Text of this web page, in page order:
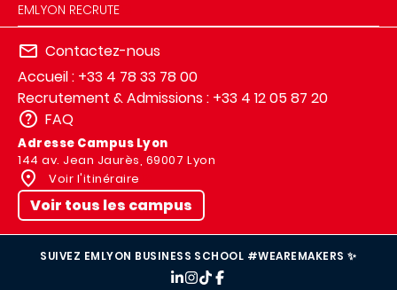
EMLYON RECRUTE
Contactez-nous
Accueil : +33 4 78 33 78 00
Recrutement & Admissions : +33 4 12 05 87 20
FAQ
Adresse Campus Lyon
144 av. Jean Jaurès, 69007 Lyon
Voir l'itinéraire
Voir tous les campus
SUIVEZ EMLYON BUSINESS SCHOOL #WEAREMAKERS ✨